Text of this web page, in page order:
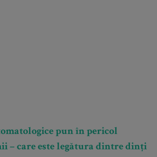
pun în pericol
– care este legătura dintre dinți